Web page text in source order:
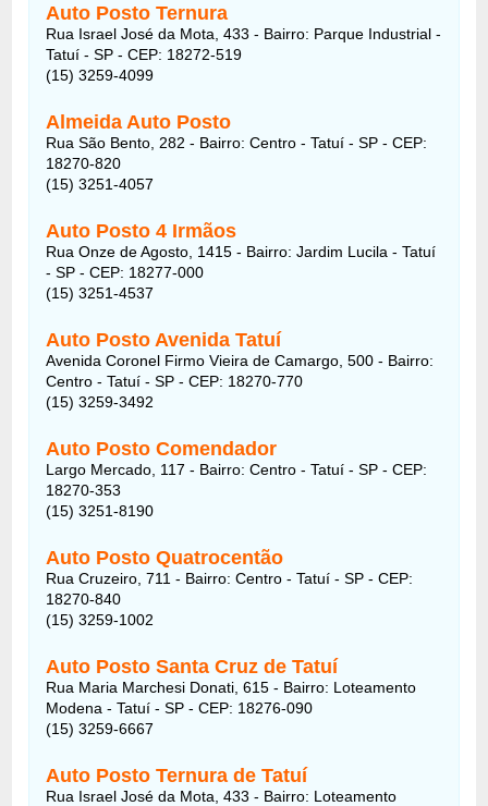
Auto Posto Ternura
Rua Israel José da Mota, 433 - Bairro: Parque Industrial -
Tatuí - SP - CEP: 18272-519
(15) 3259-4099
Almeida Auto Posto
Rua São Bento, 282 - Bairro: Centro - Tatuí - SP - CEP:
18270-820
(15) 3251-4057
Auto Posto 4 Irmãos
Rua Onze de Agosto, 1415 - Bairro: Jardim Lucila - Tatuí
- SP - CEP: 18277-000
(15) 3251-4537
Auto Posto Avenida Tatuí
Avenida Coronel Firmo Vieira de Camargo, 500 - Bairro:
Centro - Tatuí - SP - CEP: 18270-770
(15) 3259-3492
Auto Posto Comendador
Largo Mercado, 117 - Bairro: Centro - Tatuí - SP - CEP:
18270-353
(15) 3251-8190
Auto Posto Quatrocentão
Rua Cruzeiro, 711 - Bairro: Centro - Tatuí - SP - CEP:
18270-840
(15) 3259-1002
Auto Posto Santa Cruz de Tatuí
Rua Maria Marchesi Donati, 615 - Bairro: Loteamento
Modena - Tatuí - SP - CEP: 18276-090
(15) 3259-6667
Auto Posto Ternura de Tatuí
Rua Israel José da Mota, 433 - Bairro: Loteamento